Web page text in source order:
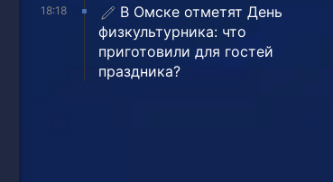
18:18
В Омске отметят День
физкультурника: что
приготовили для гостей
праздника?